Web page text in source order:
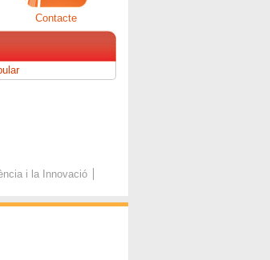
Contacte
i la Innovació